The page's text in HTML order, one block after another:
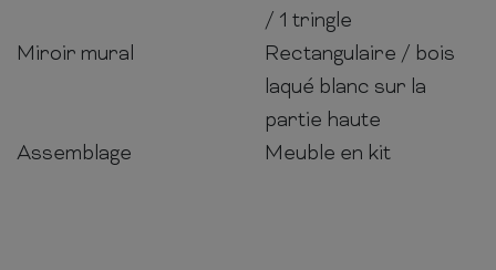
/ 1 tringle
Miroir mural
Rectangulaire / bois
laqué blanc sur la
partie haute
Assemblage
Meuble en kit